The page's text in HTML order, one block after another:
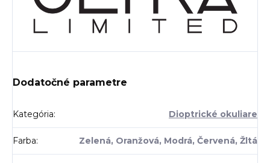
Dodatočné parametre
Kategória: Dioptrické okuliare
Farba: Zelená, Oranžová, Modrá, Červená, Žltá